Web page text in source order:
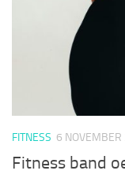
FITNESS 6
Fitness band